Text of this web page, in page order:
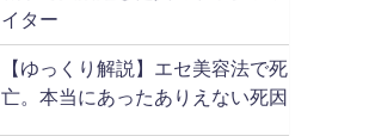
イター
【ゆっくり解説】エセ美容法で死
亡。本当にあったありえない死因